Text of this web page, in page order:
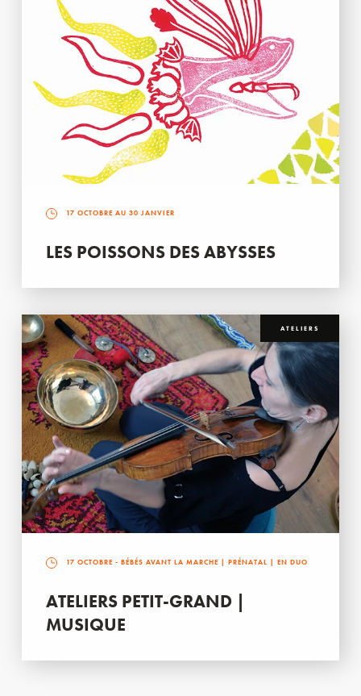
17 OCTOBRE AU 30 JANVIER
LES POISSONS DES ABYSSES
ATELIERS
17 OCTOBRE - BÉBÉS AVANT LA MARCHE | PRÉNATAL | EN DUO
ATELIERS PETIT-GRAND |
MUSIQUE